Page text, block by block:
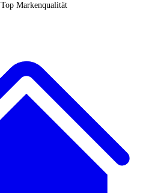
Top Markenqualität
est. 1990